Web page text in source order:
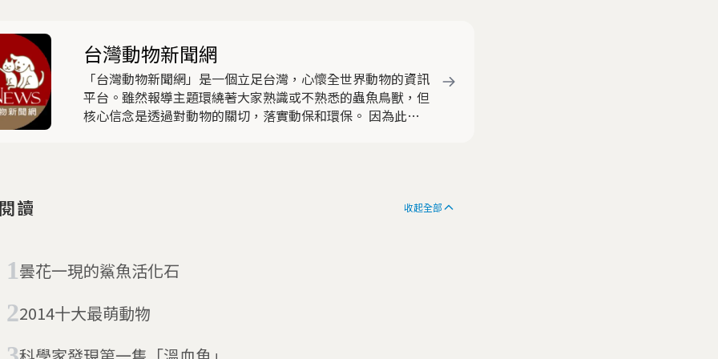
台灣動物新聞網
「台灣動物新聞網」是一個立足台灣，心懷全世界動物的資訊
平台。雖然報導主題環繞著大家熟識或不熟悉的蟲魚鳥獸，但
核心信念是透過對動物的關切，落實動保和環保。 因為此刻
讀 收起全部
曇花一現的鯊魚活化石
2014十大最萌動物